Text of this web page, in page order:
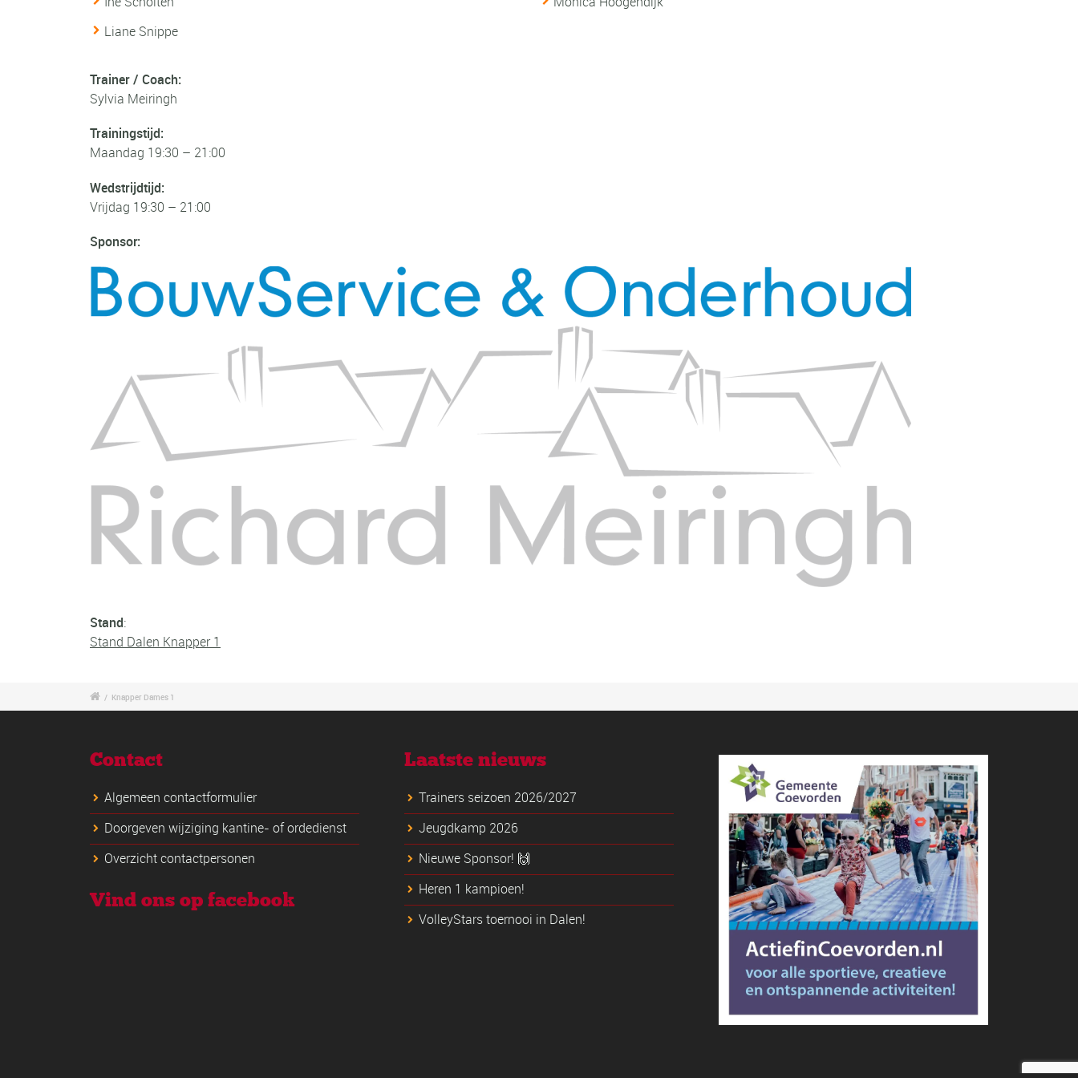
Liane Snippe
Trainer / Coach:
Sylvia Meiringh
Trainingstijd:
Maandag 19:30 – 21:00
Wedstrijdtijd:
Vrijdag 19:30 – 21:00
Sponsor:
Stand:
Stand Dalen Knapper 1
/ Knapper Dames 1
Contact
Algemeen contactformulier
Doorgeven wijziging kantine- of ordedienst
Overzicht contactpersonen
Vind ons op facebook
Laatste nieuws
Trainers seizoen 2026/2027
Jeugdkamp 2026
Nieuwe Sponsor! 🙌
Heren 1 kampioen!
VolleyStars toernooi in Dalen!